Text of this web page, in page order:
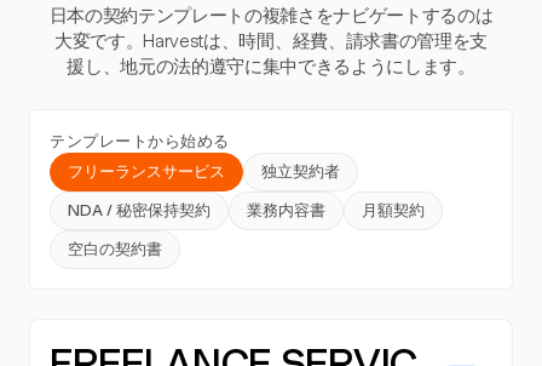
日本の契約テンプレートの複雑さをナビゲートするのは
大変です。Harvestは、時間、経費、請求書の管理を支
援し、地元の法的遵守に集中できるようにします。
テンプレートから始める
フリーランスサービス
独立契約者
NDA / 秘密保持契約 業務内容書 月額契約
空白の契約書